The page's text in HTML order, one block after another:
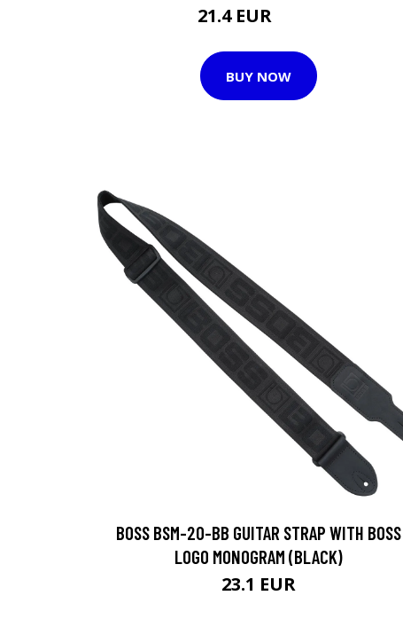
21.4 EUR
BUY NOW
BOSS BSM-20-BB GUITAR STRAP WITH BOSS
LOGO MONOGRAM (BLACK)
23.1 EUR